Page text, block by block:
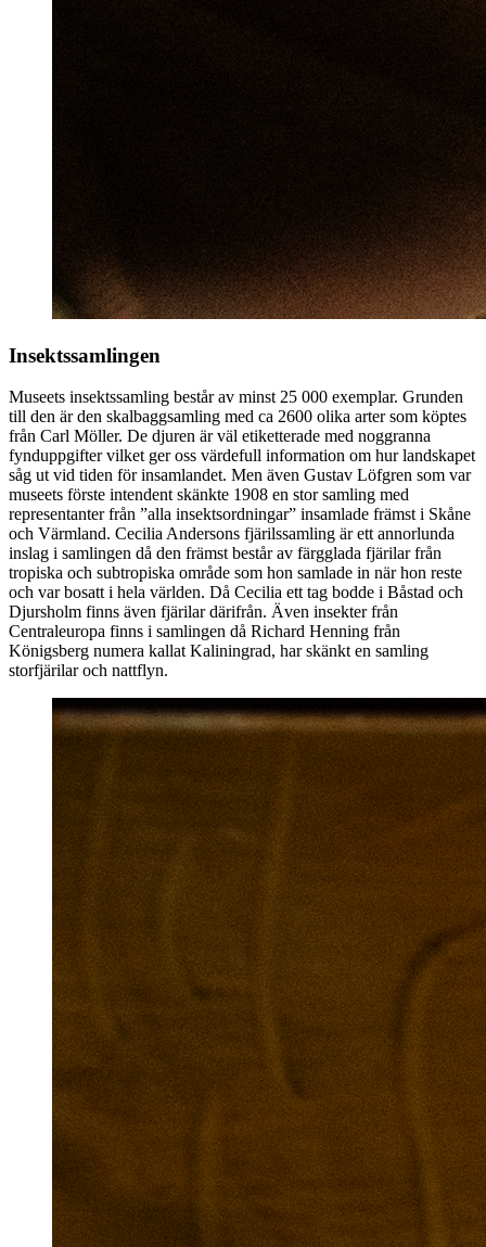
Insektssamlingen
Museets insektssamling består av minst 25 000 exemplar. Grunden
till den är den skalbaggsamling med ca 2600 olika arter som köptes
från Carl Möller. De djuren är väl etiketterade med noggranna
fynduppgifter vilket ger oss värdefull information om hur landskapet
såg ut vid tiden för insamlandet. Men även Gustav Löfgren som var
museets förste intendent skänkte 1908 en stor samling med
representanter från ”alla insektsordningar” insamlade främst i Skåne
och Värmland. Cecilia Andersons fjärilssamling är ett annorlunda
inslag i samlingen då den främst består av färgglada fjärilar från
tropiska och subtropiska område som hon samlade in när hon reste
och var bosatt i hela världen. Då Cecilia ett tag bodde i Båstad och
Djursholm finns även fjärilar därifrån. Även insekter från
Centraleuropa finns i samlingen då Richard Henning från
Königsberg numera kallat Kaliningrad, har skänkt en samling
storfjärilar och nattflyn.